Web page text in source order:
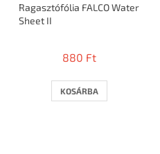
Ragasztófólia FALCO Water
Sheet II
880 Ft
KOSÁRBA